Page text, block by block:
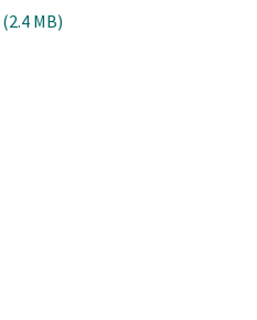
(2.4 MB)